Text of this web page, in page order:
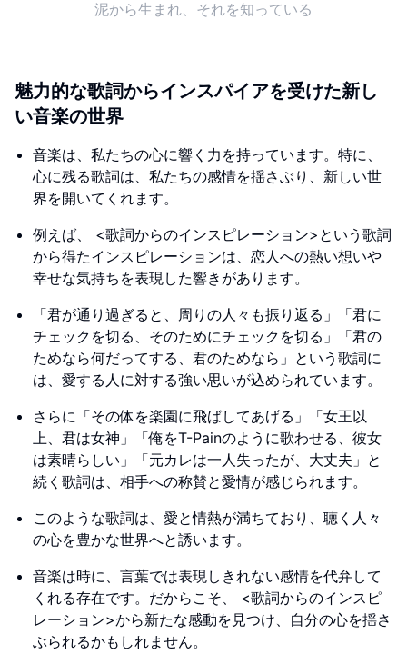
泥から生まれ、それを知っている
魅力的な歌詞からインスパイアを受けた新し
い音楽の世界
音楽は、私たちの心に響く力を持っています。特に、
心に残る歌詞は、私たちの感情を揺さぶり、新しい世
界を開いてくれます。
例えば、 <歌詞からのインスピレーション>という歌詞
から得たインスピレーションは、恋人への熱い想いや
幸せな気持ちを表現した響きがあります。
「君が通り過ぎると、周りの人々も振り返る」「君に
チェックを切る、そのためにチェックを切る」「君の
ためなら何だってする、君のためなら」という歌詞に
は、愛する人に対する強い思いが込められています。
さらに「その体を楽園に飛ばしてあげる」「女王以
上、君は女神」「俺をT-Painのように歌わせる、彼女
は素晴らしい」「元カレは一人失ったが、大丈夫」と
続く歌詞は、相手への称賛と愛情が感じられます。
このような歌詞は、愛と情熱が満ちており、聴く人々
の心を豊かな世界へと誘います。
音楽は時に、言葉では表現しきれない感情を代弁して
くれる存在です。だからこそ、 <歌詞からのインスピ
レーション>から新たな感動を見つけ、自分の心を揺さ
ぶられるかもしれません。